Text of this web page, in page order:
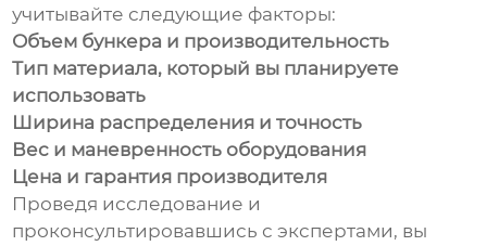
учитывайте следующие факторы:
Объем бункера и производительность
Тип материала, который вы планируете
использовать
Ширина распределения и точность
Вес и маневренность оборудования
Цена и гарантия производителя
Проведя исследование и
проконсультировавшись с экспертами, вы